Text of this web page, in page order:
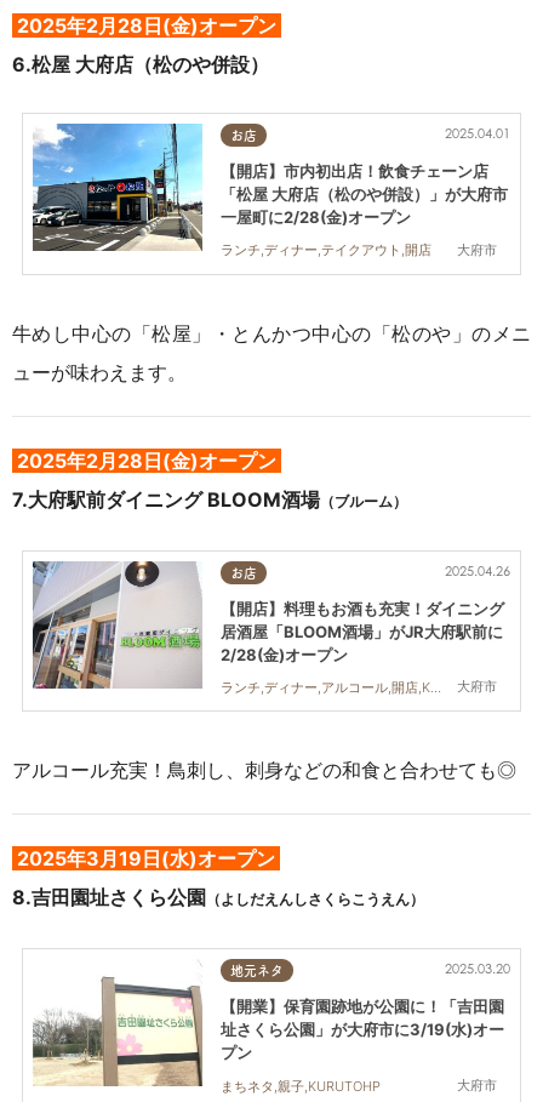
2025年2月28日(金)オープン
6.松屋 大府店（松のや併設）
お店
大府市
2025.04.01
【開店】市内初出店！飲食チェーン店
「松屋 大府店（松のや併設）」が大府市
一屋町に2/28(金)オープン
ランチ,ディナー,テイクアウト,開店
牛めし中心の「松屋」・とんかつ中心の「松のや」のメニ
ューが味わえます。
2025年2月28日(金)オープン
7.大府駅前ダイニング BLOOM酒場（ブルーム）
お店
大府市
2025.04.26
【開店】料理もお酒も充実！ダイニング
居酒屋「BLOOM酒場」がJR大府駅前に
2/28(金)オープン
ランチ,ディナー,アルコール,開店,KURUTOHP
アルコール充実！鳥刺し、刺身などの和食と合わせても◎
2025年3月19日(水)オープン
8.吉田園址さくら公園 （よしだえんしさくらこうえん）
地元ネタ
大府市
2025.03.20
【開業】保育園跡地が公園に！「吉田園
址さくら公園」が大府市に3/19(水)オー
プン
まちネタ,親子,KURUTOHP